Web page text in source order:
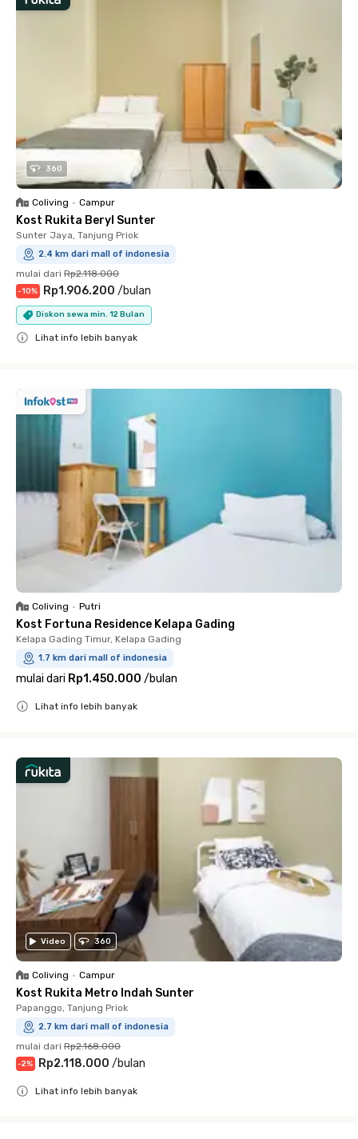
360
Coliving • Campur
Kost Rukita Beryl Sunter
Sunter Jaya, Tanjung Priok
2.4 km dari mall of indonesia
mulai dari Rp2.118.000
-10% Rp1.906.200 /bulan
Diskon sewa min. 12 Bulan
Lihat info lebih banyak
Coliving • Putri
Kost Fortuna Residence Kelapa Gading
Kelapa Gading Timur, Kelapa Gading
1.7 km dari mall of indonesia
mulai dari Rp1.450.000 /bulan
Lihat info lebih banyak
Video 360
Coliving • Campur
Kost Rukita Metro Indah Sunter
Papanggo, Tanjung Priok
2.7 km dari mall of indonesia
mulai dari Rp2.168.000
-2% Rp2.118.000 /bulan
Lihat info lebih banyak